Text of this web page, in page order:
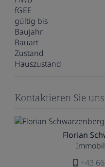
fGEE
gültig bis
Baujahr
Bauart
Zustand
Hauszustand
Kontaktieren Sie uns
Florian
+43